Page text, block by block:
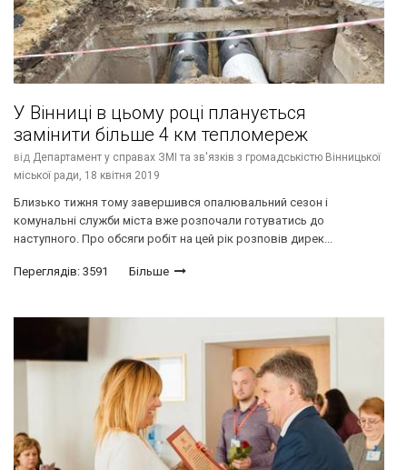
У Вінниці в цьому році планується
замінити більше 4 км тепломереж
від Департамент у справах ЗМІ та зв'язків з громадськістю Вінницької
міської ради, 18 квітня 2019
Близько тижня тому завершився опалювальний сезон і
комунальні служби міста вже розпочали готуватись до
наступного. Про обсяги робіт на цей рік розповів дирек...
Переглядів: 3591 Більше